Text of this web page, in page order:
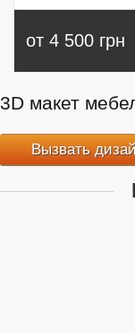
от 4 500 грн
3D макет
Вызвать